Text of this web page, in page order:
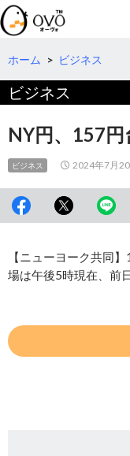
検
索
コ
テ
へ
移
動
ホーム > ビジネス
ビジネス
NY円、157
ビジネス 2024年7月
【ニューヨーク共同
場は午後5時現在、前